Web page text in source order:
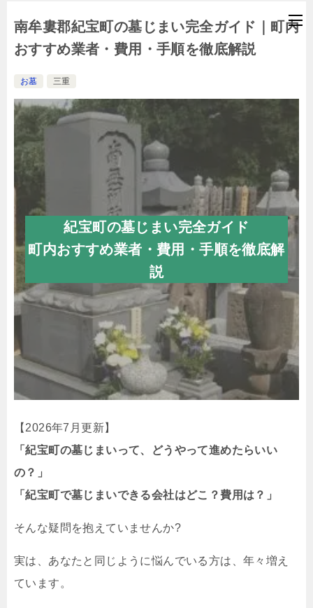
南牟婁郡紀宝町の墓じまい完全ガイド｜町内
おすすめ業者・費用・手順を徹底解説
お墓 三重
紀宝町の墓じまい完全ガイド
町内おすすめ業者・費用・手順を徹底解
説
【2026年7月更新】
「紀宝町の墓じまいって、どうやって進めたらいい
の？」
「紀宝町で墓じまいできる会社はどこ？費用は？」
そんな疑問を抱えていませんか?
実は、あなたと同じように悩んでいる方は、年々増え
ています。